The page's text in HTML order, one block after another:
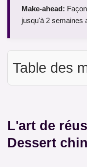
Make-ahead:
jusqu'à 2 semaines
Table des
L'art de
Dessert